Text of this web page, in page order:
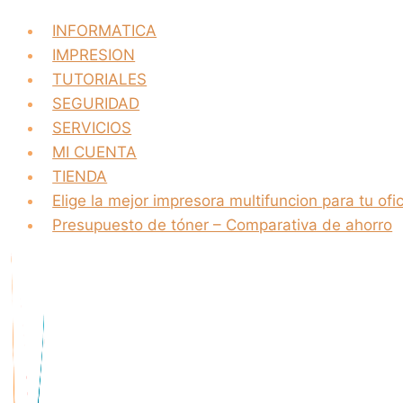
INFORMATICA
IMPRESION
TUTORIALES
SEGURIDAD
SERVICIOS
MI CUENTA
TIENDA
Elige la mejor impresora multifuncion para tu
Presupuesto de tóner – Comparativa de ahorro